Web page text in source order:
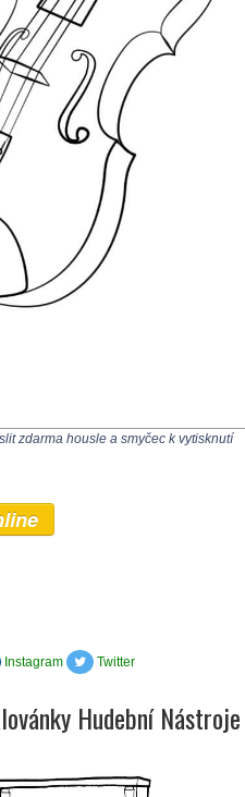
zdarma housle a smyčec k vytisknutí
Instagram Twitter
Hudební Nástroje